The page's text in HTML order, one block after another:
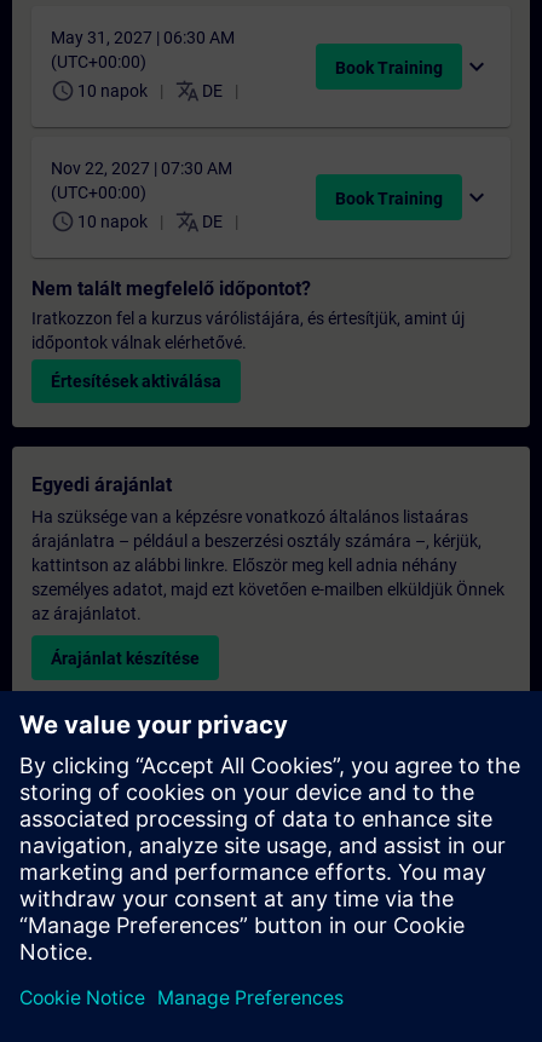
May 31, 2027 | 06:30 AM
(UTC+00:00)
schedule 10 napok translate DE
Book Training expand_more
Nov 22, 2027 | 07:30 AM
(UTC+00:00)
schedule 10 napok translate DE
Book Training expand_more
Nem talált megfelelő időpontot?
Iratkozzon fel a kurzus várólistájára, és értesítjük, amint új
időpontok válnak elérhetővé.
Értesítések aktiválása
Egyedi árajánlat
Ha szüksége van a képzésre vonatkozó általános listaáras
árajánlatra – például a beszerzési osztály számára –, kérjük,
kattintson az alábbi linkre. Először meg kell adnia néhány
személyes adatot, majd ezt követően e-mailben elküldjük Önnek
az árajánlatot.
Árajánlat készítése
Kérdés az exkluzív képzéssel kapcsolatban
Kérjük, töltse ki az alábbi érdeklődési űrlapot, ha árajánlatot
szeretne kapni egy exkluzív képzésre, akár helyszíni, akár
virtuális formában, vagy a SITRAIN képzési központunkban. Ez
a fajta kérés nagyobb csoportok számára (6 főtől) lenne
megfelelő. Miután megadta elérhetőségi adatait és képzési
igényeit, árajánlatot küldünk Önnek.
Exkluzív árajánlat kérése